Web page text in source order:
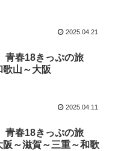
2025.04.21
春18きっぷの旅
山～大阪
2025.04.11
春18きっぷの旅
～滋賀～三重～和歌